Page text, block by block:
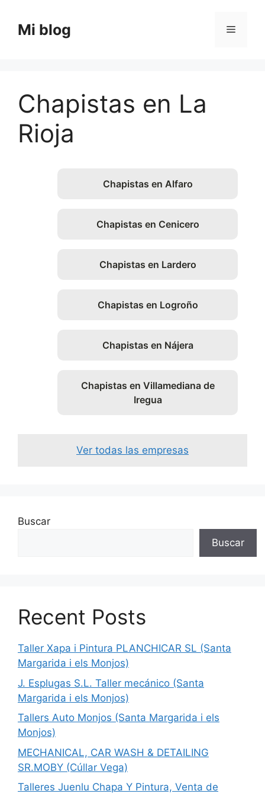
contenido
Mi blog Menú
Chapistas en La
Rioja
Chapistas en Alfaro
Chapistas en Cenicero
Chapistas en Lardero
Chapistas en Logroño
Chapistas en Nájera
Chapistas en Villamediana de
Iregua
Ver todas las empresas
Buscar
Buscar
Recent Posts
Taller Xapa i Pintura PLANCHICAR SL (Santa
Margarida i els Monjos)
J. Esplugas S.L. Taller mecánico (Santa
Margarida i els Monjos)
Tallers Auto Monjos (Santa Margarida i els
Monjos)
MECHANICAL, CAR WASH & DETAILING
SR.MOBY (Cúllar Vega)
Talleres Juenlu Chapa Y Pintura, Venta de